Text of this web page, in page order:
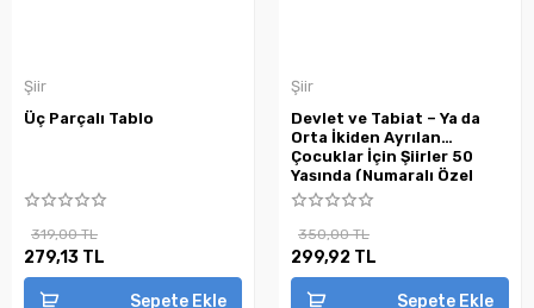
Şiir
Üç Parçalı Tablo
319,00 TL
279,13 TL
Sepete Ekle
Şiir
Devlet ve Tabiat – Ya da
Orta İkiden Ayrılan
Çocuklar İçin Şiirler 50
Yaşında (Numaralı Özel
Baskı)
350,00 TL
299,92 TL
Sepete Ekle